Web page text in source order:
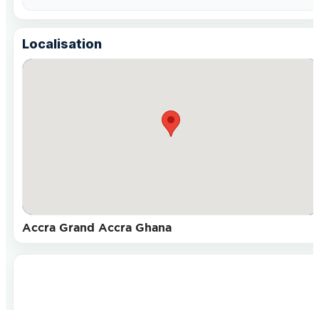
Localisation
Accra Grand Accra Ghana